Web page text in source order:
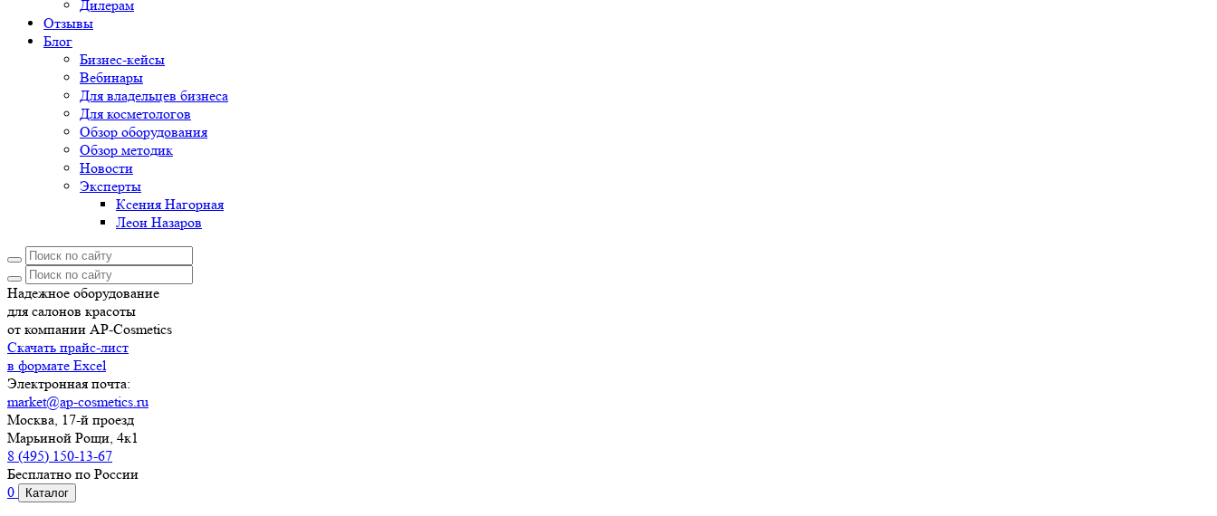
Дилерам
Отзывы
Блог
Бизнес-кейсы
Вебинары
Для владельцев бизнеса
Для косметологов
Обзор оборудования
Обзор методик
Новости
Эксперты
Ксения Нагорная
Леон Назаров
Надежное оборудование
для салонов красоты
от компании AP-Cosmetics
Скачать прайс-лист
в формате Excel
Электронная почта:
market@ap-cosmetics.ru
Москва, 17-й проезд
Марьиной Рощи, 4к1
8 (495) 150-13-67
Бесплатно по России
0
Каталог